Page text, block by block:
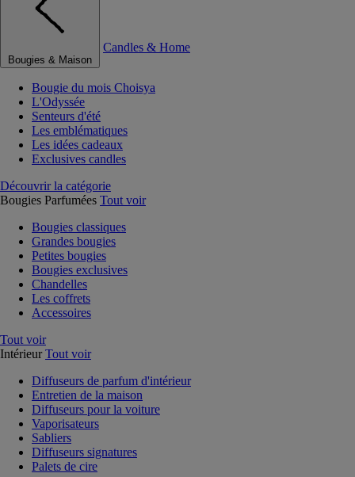
Bougies & Maison
Candles & Home
Bougie du mois Choisya
L'Odyssée
Senteurs d'été
Les emblématiques
Les idées cadeaux
Exclusives candles
Découvrir la catégorie
Bougies Parfumées Tout voir
Bougies classiques
Grandes bougies
Petites bougies
Bougies exclusives
Chandelles
Les coffrets
Accessoires
Tout voir
Intérieur Tout voir
Diffuseurs de parfum d'intérieur
Entretien de la maison
Diffuseurs pour la voiture
Vaporisateurs
Sabliers
Diffuseurs signatures
Palets de cire